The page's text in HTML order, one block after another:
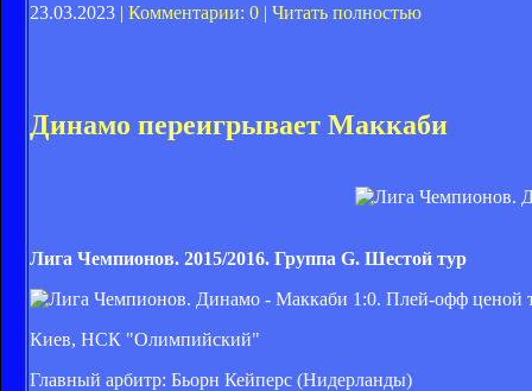
23.03.2023 | Комментарии: 0 | Читать полностью
Динамо переигрывает Маккаби
Лига Чемпионов. 2015/2016. Группа G. Шестой тур
Киев, НСК "Олимпийский"
Главный арбитр: Бьорн Кейперс (Нидерланды)